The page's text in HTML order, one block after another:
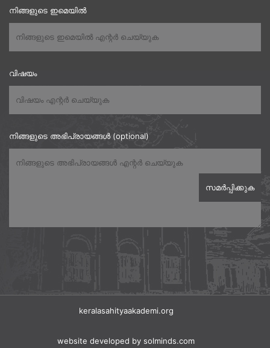
നിങ്ങളുടെ ഇമെയിൽ
വിഷയം
നിങ്ങളുടെ അഭിപ്രായങ്ങൾ (optional)
keralasahityaakademi.org
website developed by solminds.com